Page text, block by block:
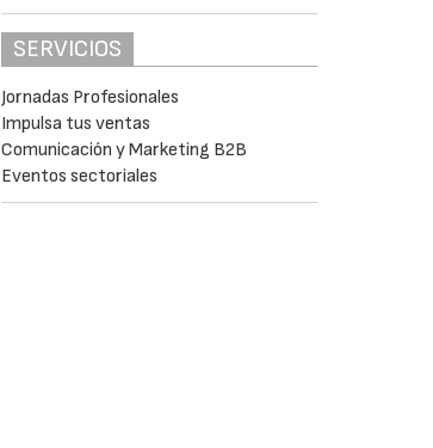
SERVICIOS
Jornadas Profesionales
Impulsa tus ventas
Comunicación y Marketing B2B
Eventos sectoriales